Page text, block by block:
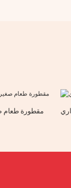
مقطورة طعام